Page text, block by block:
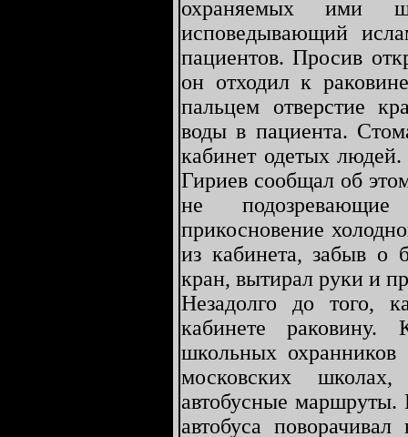
охраняемых ими
исповедывающий
пациентов. Просив
он отходил к
пальцем отверстие
воды в пациента.
кабинет одетых
Гириев сообщал об
не
прикосновение
из кабинета, забыв о
кран, вытирал руки и
Незадолго до того,
кабинете раковину.
школьных
московских
автобусные маршруты.
автобуса